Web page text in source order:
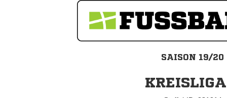
SAISON 19/20